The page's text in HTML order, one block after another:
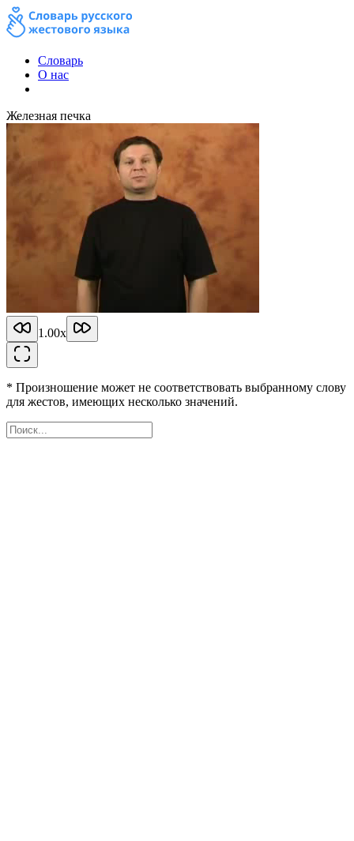
Словарь
О нас
Железная печка
1.00x
* Произношение может не соответствовать выбранному слову
для жестов, имеющих несколько значений.